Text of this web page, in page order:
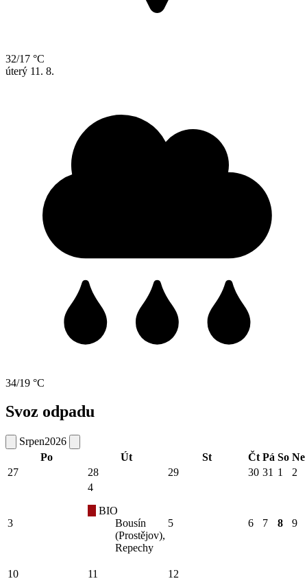
32/17 °C
úterý 11. 8.
34/19 °C
Svoz odpadu
Srpen2026
Po
Út St Čt Pá So Ne
27
28 29 30 31 1 2
3
4
BIO
Bousín
(Prostějov),
Repechy
5 6 7 8 9
10
11
12